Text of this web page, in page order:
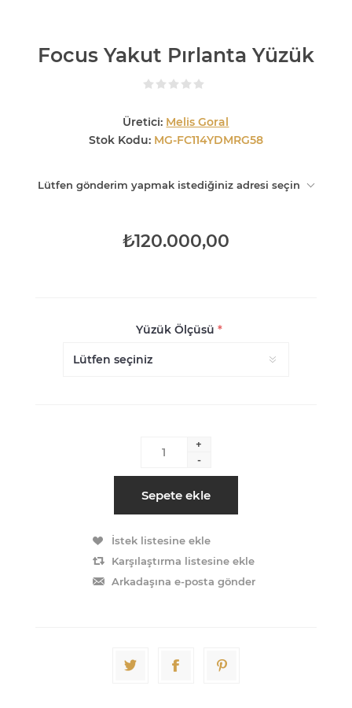
Focus Yakut Pırlanta Yüzük
Üretici: Melis Goral
Stok Kodu: MG-FC114YDMRG58
Lütfen gönderim yapmak istediğiniz adresi seçin
₺120.000,00
Yüzük Ölçüsü *
+
-
Sepete ekle
İstek listesine ekle
Karşılaştırma listesine ekle
Arkadaşına e-posta gönder